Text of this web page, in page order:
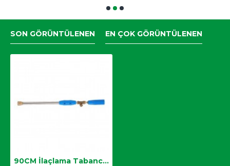
SON GÖRÜNTÜLENEN EN ÇOK GÖRÜNTÜLENEN
90CM İlaçlama Tabancası